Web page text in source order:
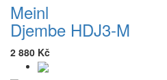
Meinl
Djembe HDJ3-M
2 880 Kč